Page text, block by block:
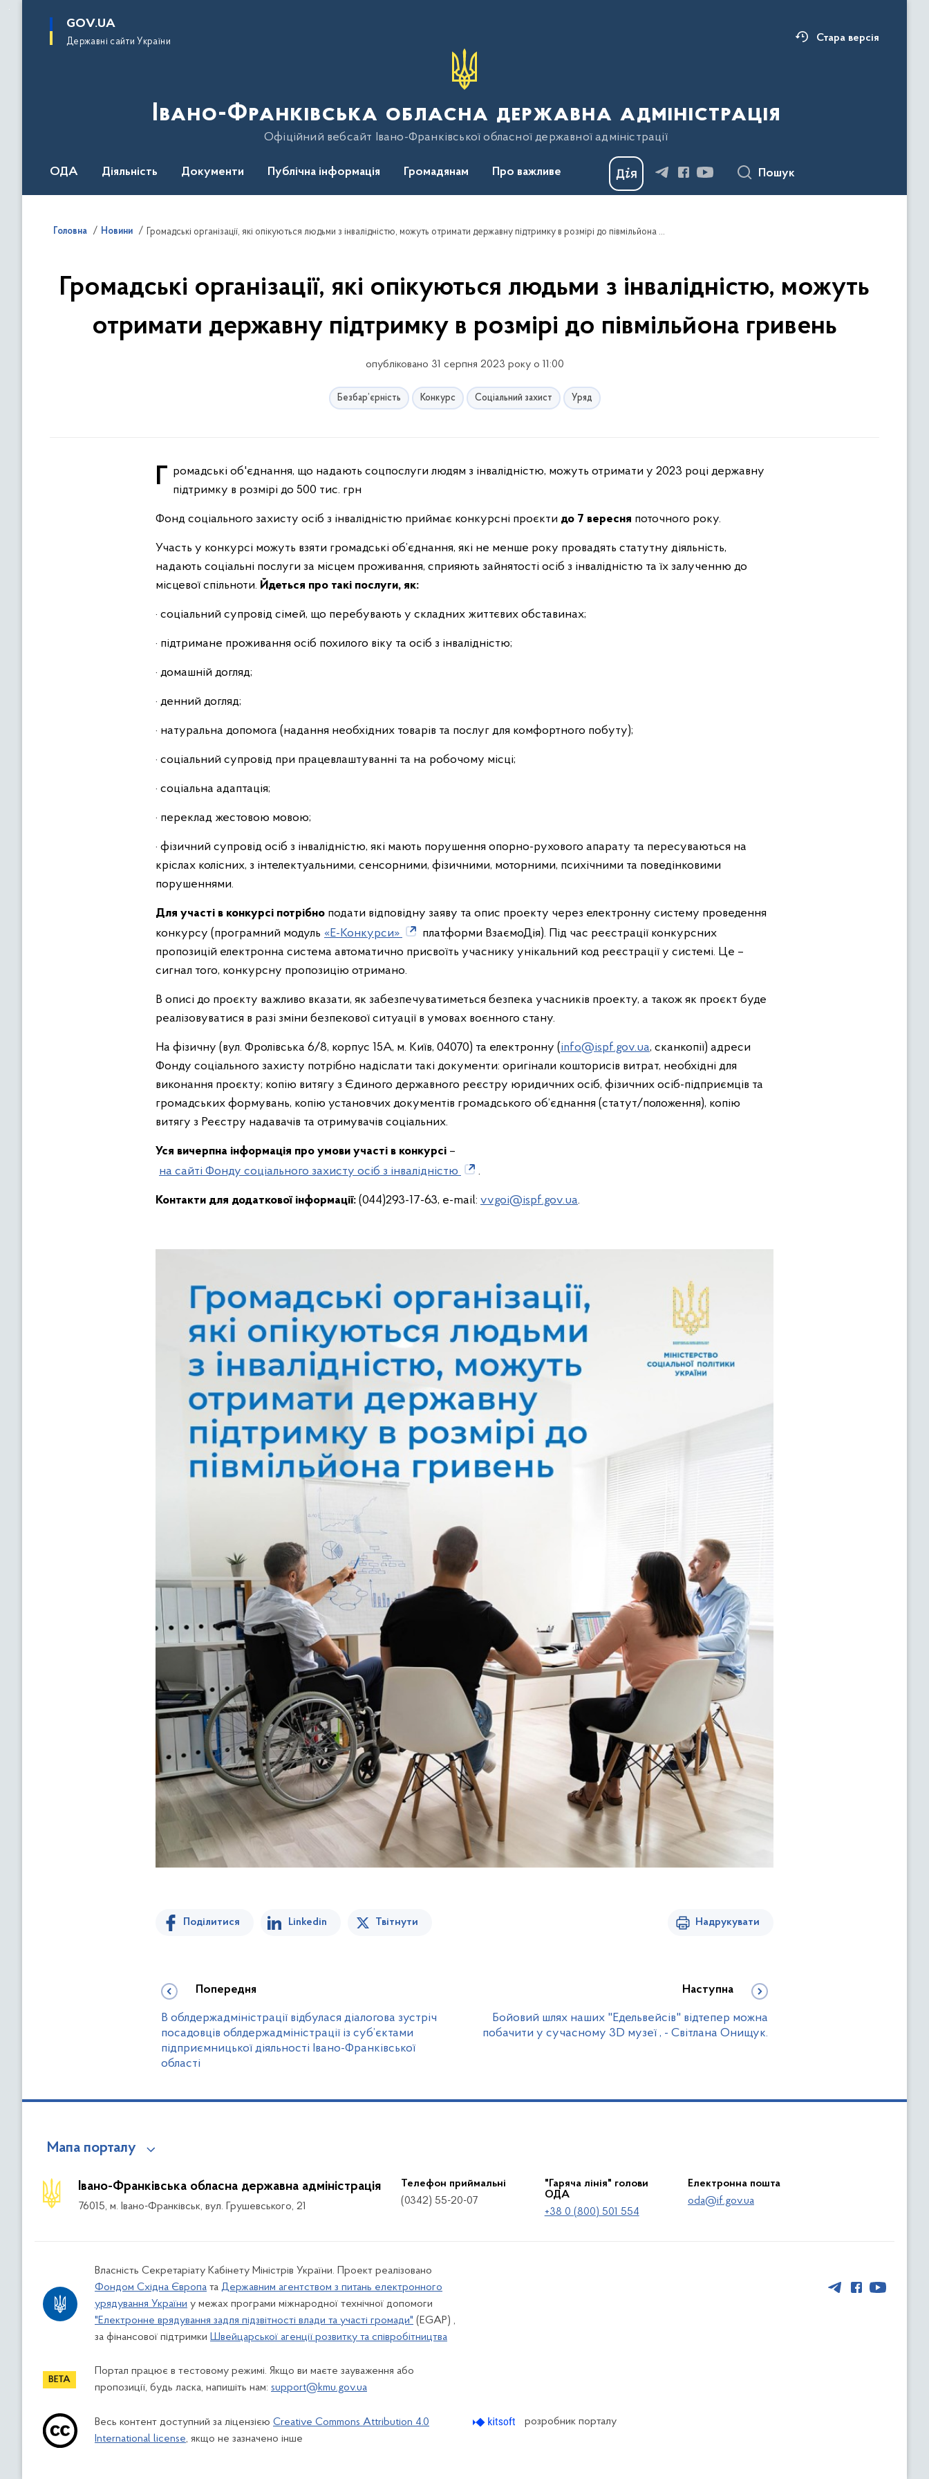
основного
GOV.UA
Державні сайти України Стара версія
Івано-Франківська обласна державна адміністрація
Офіційний вебсайт Івано-Франківської обласної державної адміністрації
ОДА Діяльність Документи Публічна інформація Громадянам Про важливе Пошук
Головна Новини Громадські організації, які опікуються людьми з інвалідністю, можуть отримати державну підтримку в розмірі до півмільйона гривень
Громадські організації, які опікуються людьми з інвалідністю, можуть
отримати державну підтримку в розмірі до півмільйона гривень
опубліковано 31 серпня 2023 року о 11:00
Безбар’єрність Конкурс Соціальний захист Уряд
Громадські об'єднання, що надають соцпослуги людям з інвалідністю, можуть отримати у 2023 році державну підтримку в розмірі до 500 тис. грн
Фонд соціального захисту осіб з інвалідністю приймає конкурсні проєкти до 7 вересня поточного року.
Участь у конкурсі можуть взяти громадські об’єднання, які не менше року провадять статутну діяльність,
надають соціальні послуги за місцем проживання, сприяють зайнятості осіб з інвалідністю та їх залученню до
місцевої спільноти. Йдеться про такі послуги, як:
· соціальний супровід сімей, що перебувають у складних життєвих обставинах;
· підтримане проживання осіб похилого віку та осіб з інвалідністю;
· домашній догляд;
· денний догляд;
· натуральна допомога (надання необхідних товарів та послуг для комфортного побуту);
· соціальний супровід при працевлаштуванні та на робочому місці;
· соціальна адаптація;
· переклад жестовою мовою;
· фізичний супровід осіб з інвалідністю, які мають порушення опорно-рухового апарату та пересуваються на
кріслах колісних, з інтелектуальними, сенсорними, фізичними, моторними, психічними та поведінковими
порушеннями.
Для участі в конкурсі потрібно подати відповідну заяву та опис проекту через електронну систему проведення
конкурсу (програмний модуль «Е-Конкурси»
платформи ВзаємоДія). Під час реєстрації конкурсних
пропозицій електронна система автоматично присвоїть учаснику унікальний код реєстрації у системі. Це –
сигнал того, конкурсну пропозицію отримано.
В описі до проєкту важливо вказати, як забезпечуватиметься безпека учасників проекту, а також як проєкт буде
реалізовуватися в разі зміни безпекової ситуації в умовах воєнного стану.
На фізичну (вул. Фролівська 6/8, корпус 15А, м. Київ, 04070) та електронну (info@ispf.gov.ua, сканкопії) адреси
Фонду соціального захисту потрібно надіслати такі документи: оригінали кошторисів витрат, необхідні для
виконання проєкту; копію витягу з Єдиного державного реєстру юридичних осіб, фізичних осіб-підприємців та
громадських формувань, копію установчих документів громадського об’єднання (статут/положення), копію
витягу з Реєстру надавачів та отримувачів соціальних.
Уся вичерпна інформація про умови участі в конкурсі –
на сайті Фонду соціального захисту осіб з інвалідністю
.
Контакти для додаткової інформації: (044)293-17-63, е-mail: vvgoi@ispf.gov.ua.
Поділитися Linkedin Твітнути Надрукувати
Попередня
В облдержадміністрації відбулася діалогова зустріч
посадовців облдержадміністрації із суб’єктами
підприємницької діяльності Івано-Франківської
області
Наступна
Бойовий шлях наших "Едельвейсів" відтепер можна
побачити у сучасному 3D музеї , - Світлана Онищук.
Мапа порталу
Івано-Франківська обласна державна адміністрація
76015, м. Івано-Франківськ, вул. Грушевського, 21
Телефон приймальні
(0342) 55-20-07
"Гаряча лінія" голови
ОДА
+38 0 (800) 501 554
Електронна пошта
oda@if.gov.ua
Власність Секретаріату Кабінету Міністрів України. Проект реалізовано
Фондом Східна Європа та Державним агентством з питань електронного
урядування України у межах програми міжнародної технічної допомоги
"Електронне врядування задля підзвітності влади та участі громади" (EGAP) ,
за фінансової підтримки Швейцарської агенції розвитку та співробітництва
Портал працює в тестовому режимі. Якщо ви маєте зауваження або
пропозиції, будь ласка, напишіть нам: support@kmu.gov.ua
Весь контент доступний за ліцензією Creative Commons Attribution 4.0
International license, якщо не зазначено інше
розробник порталу